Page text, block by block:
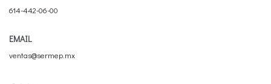
614-442-06-00
EMAIL
ventas@sermep.mx